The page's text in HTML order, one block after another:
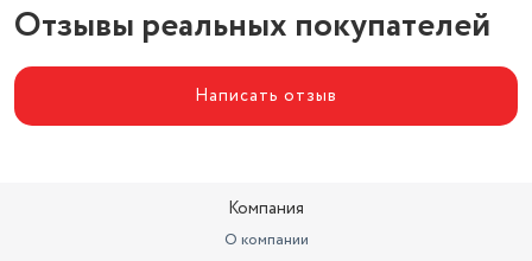
Отзывы реальных покупателей
Написать отзыв
Компания
О компании